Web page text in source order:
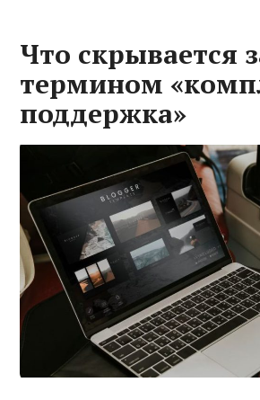
Что скрывается
термином
поддержка»